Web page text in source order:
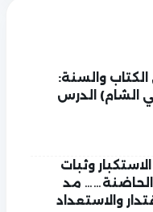
والسنة:
الشام) الدرس
وثبات
الحاضنة…… مد
والاستعداد